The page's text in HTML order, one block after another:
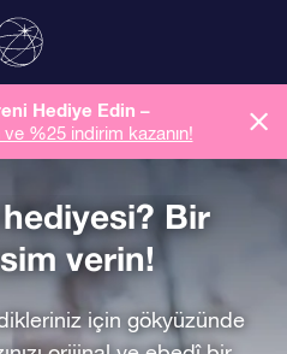
Hediye Edin –
ve %25 indirim kazanın!
Bir
verin!
için gökyüzünde